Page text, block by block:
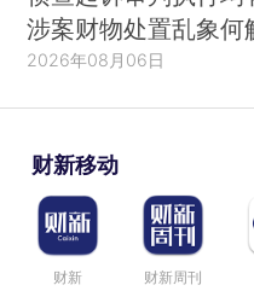
涉案财物处置乱象何
2026年08月06日
财新移动
财新 财新周刊